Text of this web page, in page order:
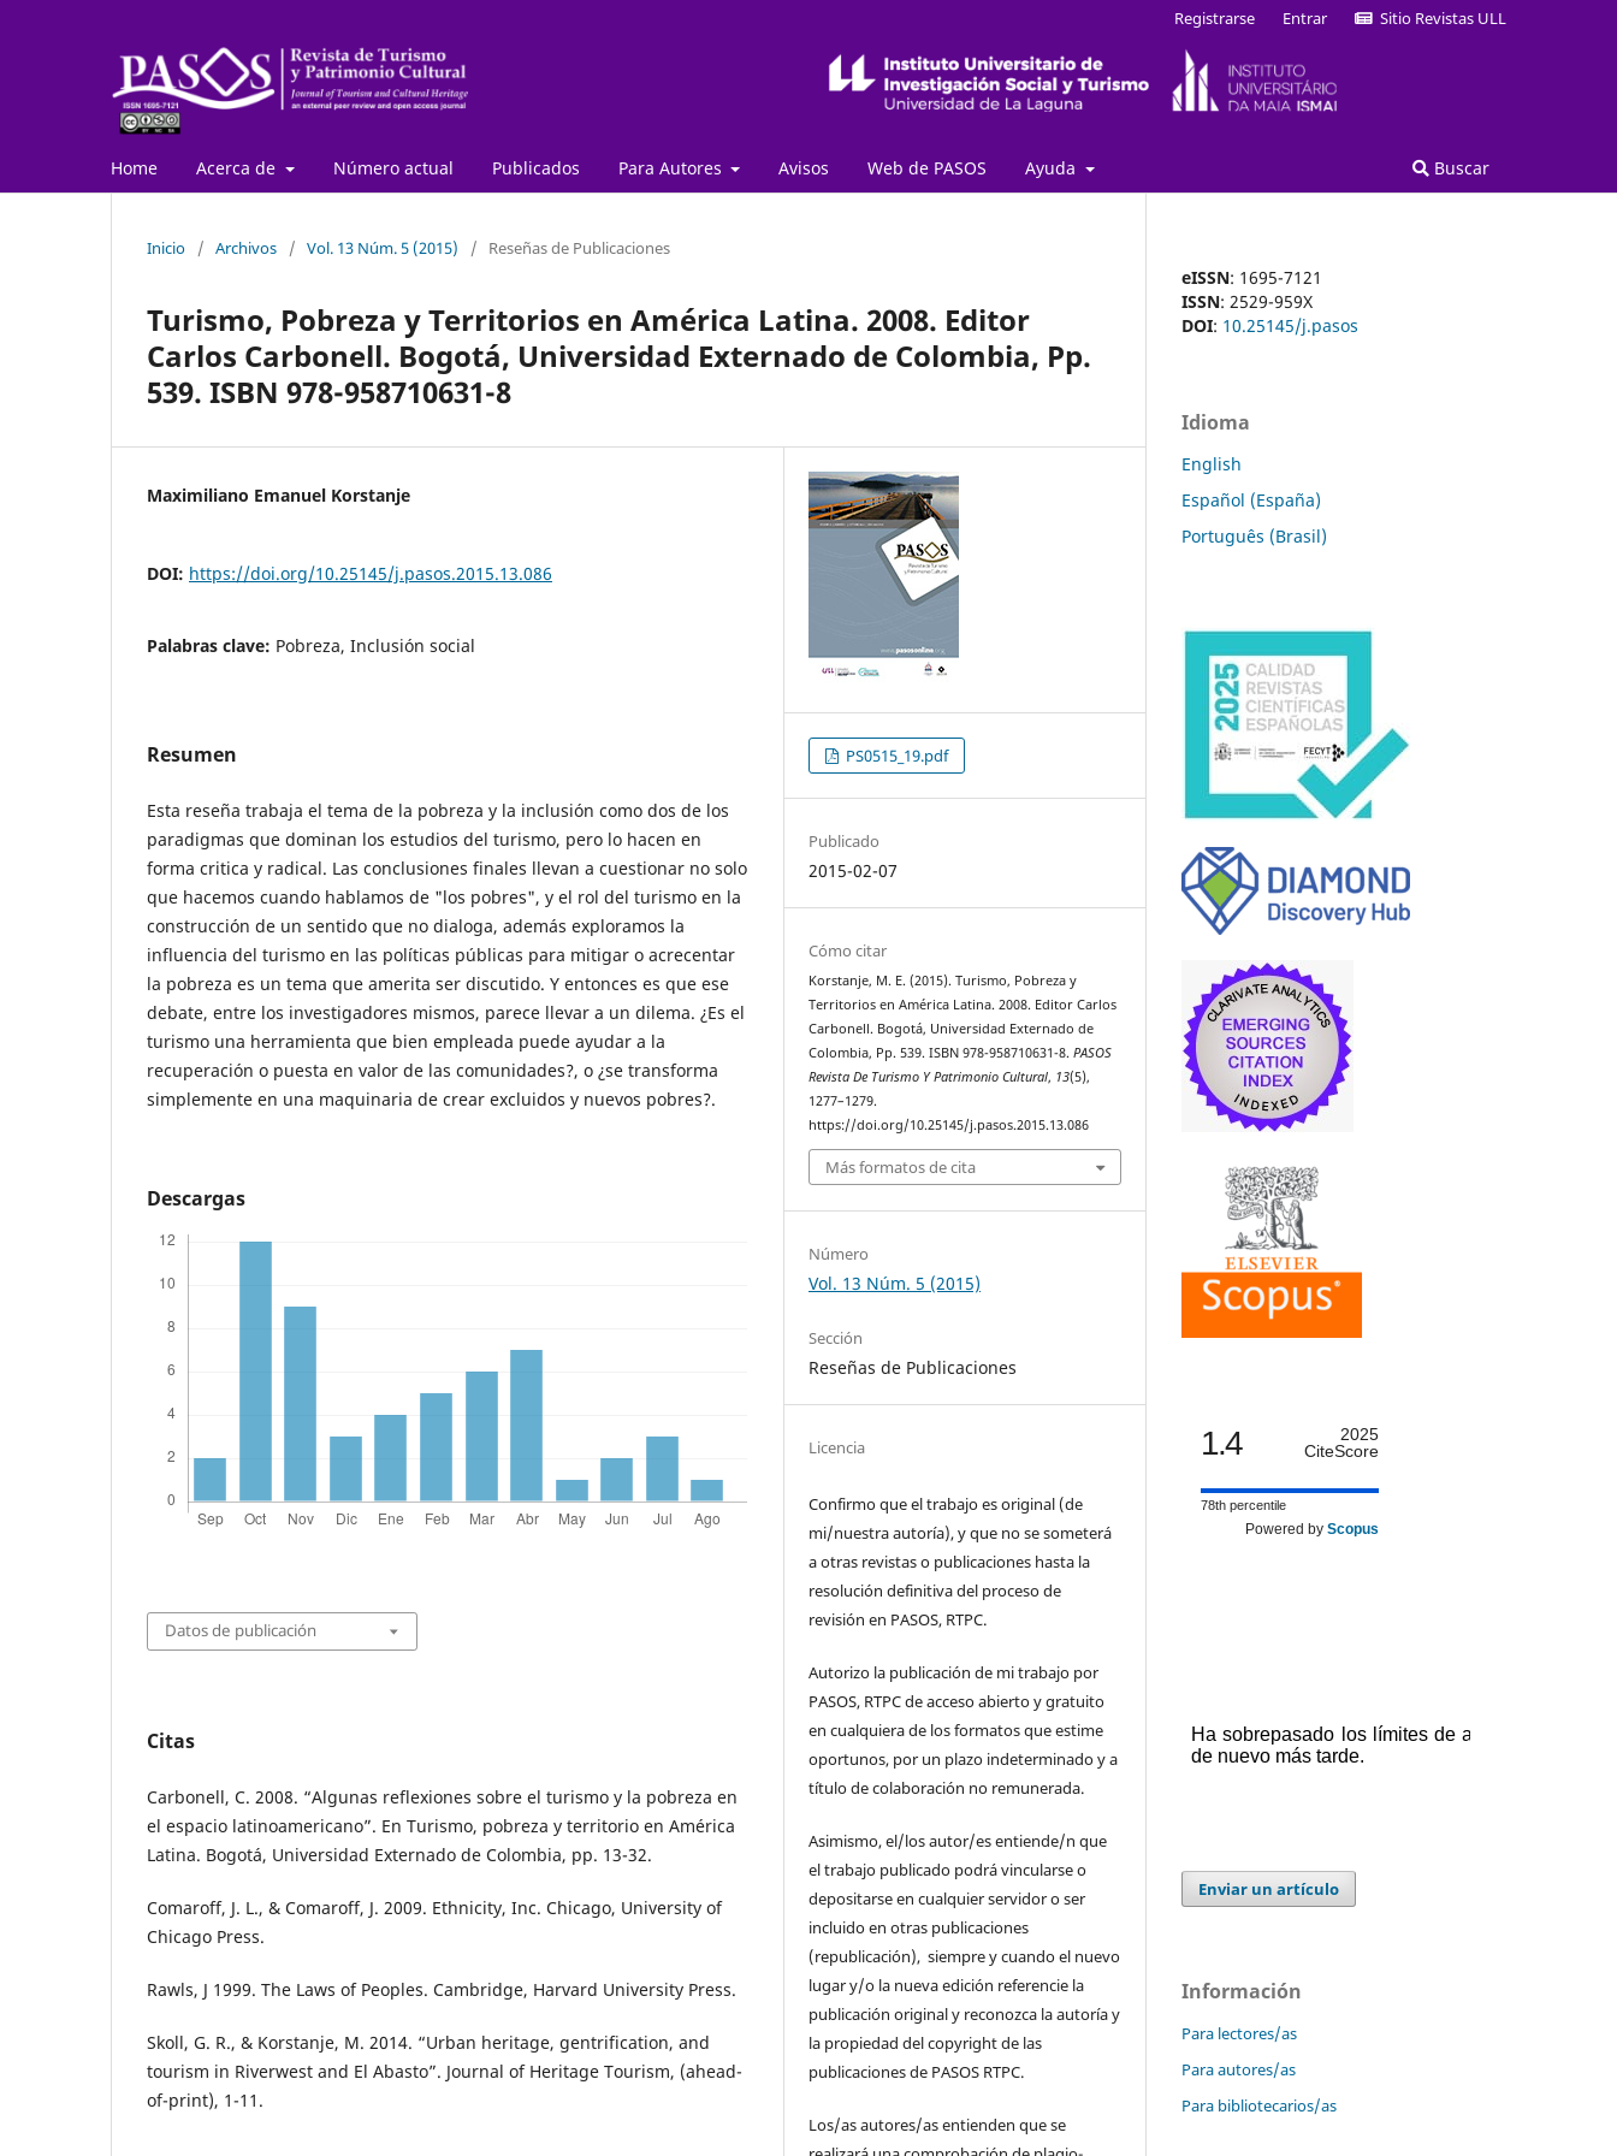
Home Acerca de Número actual Publicados Para Autores Avisos Web de PASOS Ayuda Buscar
Registrarse Entrar Sitio Revistas ULL
Inicio / Archivos / Vol. 13 Núm. 5 (2015) / Reseñas de Publicaciones
Turismo, Pobreza y Territorios en América Latina. 2008. Editor
Carlos Carbonell. Bogotá, Universidad Externado de Colombia, Pp.
539. ISBN 978-958710631-8
Maximiliano Emanuel Korstanje
DOI: https://doi.org/10.25145/j.pasos.2015.13.086
Palabras clave: Pobreza, Inclusión social
Resumen
Esta reseña trabaja el tema de la pobreza y la inclusión como dos de los
paradigmas que dominan los estudios del turismo, pero lo hacen en
forma critica y radical. Las conclusiones finales llevan a cuestionar no solo
que hacemos cuando hablamos de "los pobres", y el rol del turismo en la
construcción de un sentido que no dialoga, además exploramos la
influencia del turismo en las políticas públicas para mitigar o acrecentar
la pobreza es un tema que amerita ser discutido. Y entonces es que ese
debate, entre los investigadores mismos, parece llevar a un dilema. ¿Es el
turismo una herramienta que bien empleada puede ayudar a la
recuperación o puesta en valor de las comunidades?, o ¿se transforma
simplemente en una maquinaria de crear excluidos y nuevos pobres?.
Descargas
Datos de publicación
Citas
Carbonell, C. 2008. “Algunas reflexiones sobre el turismo y la pobreza en
el espacio latinoamericano”. En Turismo, pobreza y territorio en América
Latina. Bogotá, Universidad Externado de Colombia, pp. 13-32.
Comaroff, J. L., & Comaroff, J. 2009. Ethnicity, Inc. Chicago, University of
Chicago Press.
Rawls, J 1999. The Laws of Peoples. Cambridge, Harvard University Press.
Skoll, G. R., & Korstanje, M. 2014. “Urban heritage, gentrification, and
tourism in Riverwest and El Abasto”. Journal of Heritage Tourism, (ahead-
of-print), 1-11.
PS0515_19.pdf
Publicado
2015-02-07
Cómo citar
Korstanje, M. E. (2015). Turismo, Pobreza y
Territorios en América Latina. 2008. Editor Carlos
Carbonell. Bogotá, Universidad Externado de
Colombia, Pp. 539. ISBN 978-958710631-8.PASOS
Revista De Turismo Y Patrimonio Cultural, 13(5),
1277–1279.
https://doi.org/10.25145/j.pasos.2015.13.086
Más formatos de cita
Número
Vol. 13 Núm. 5 (2015)
Sección
Reseñas de Publicaciones
Licencia
Confirmo que el trabajo es original (de
mi/nuestra autoría), y que no se someterá
a otras revistas o publicaciones hasta la
resolución definitiva del proceso de
revisión en PASOS, RTPC.
Autorizo la publicación de mi trabajo por
PASOS, RTPC de acceso abierto y gratuito
en cualquiera de los formatos que estime
oportunos, por un plazo indeterminado y a
título de colaboración no remunerada.
Asimismo, el/los autor/es entiende/n que
el trabajo publicado podrá vincularse o
depositarse en cualquier servidor o ser
incluido en otras publicaciones
(republicación), siempre y cuando el nuevo
lugar y/o la nueva edición referencie la
publicación original y reconozca la autoría y
la propiedad del copyright de las
publicaciones de PASOS RTPC.
Los/as autores/as entienden que se
eISSN: 1695-7121
ISSN: 2529-959X
DOI: 10.25145/j.pasos
Idioma
English
Español (España)
Português (Brasil)
1.4
2025
CiteScore
78th percentile
Powered by Scopus
Enviar un artículo
Información
Para lectores/as
Para autores/as
Para bibliotecarios/as